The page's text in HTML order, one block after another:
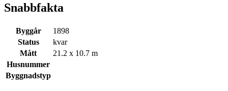
Snabbfakta
Byggår
1898
Status
kvar
Mått
21.2 x 10.7 m
Husnummer
Byggnadstyp